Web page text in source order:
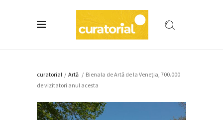
curatorial / Artǎ / Bienala de Artă de la Veneția, 700.000
de vizitatori anul acesta